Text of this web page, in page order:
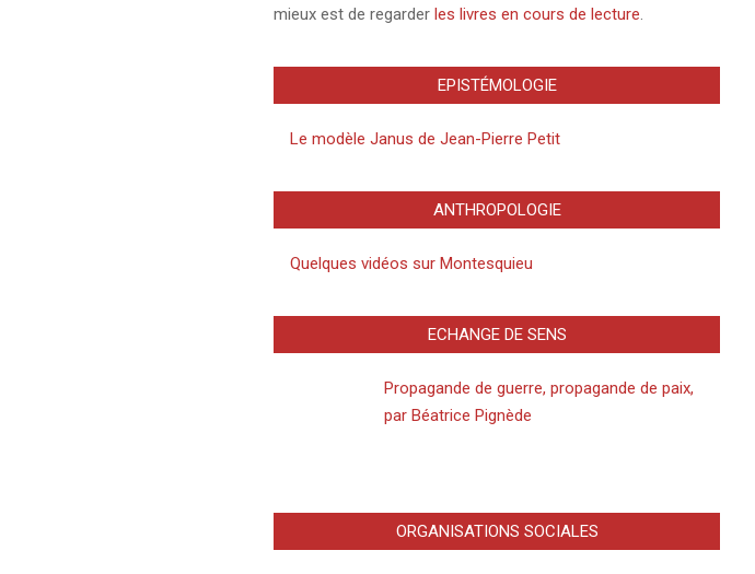
mieux est de regarder les livres en cours de lecture.
EPISTÉMOLOGIE
Le modèle Janus de Jean-Pierre Petit
ANTHROPOLOGIE
Quelques vidéos sur Montesquieu
ECHANGE DE SENS
Propagande de guerre, propagande de paix,
par Béatrice Pignède
ORGANISATIONS SOCIALES